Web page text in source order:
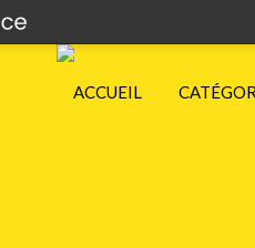
ACCUEIL